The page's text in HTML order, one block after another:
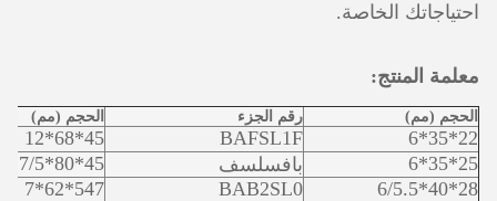
احتياجاتك الخاصة.
معلمة المنتج:
الحجم (مم) رقم الجزء الحجم (مم)
22*35*6
BAFSL1F
45*68*12
25*35*6
بافسلسف
45*80*7/5
28*40*6/5.5
BAB2SL0
547*62*7